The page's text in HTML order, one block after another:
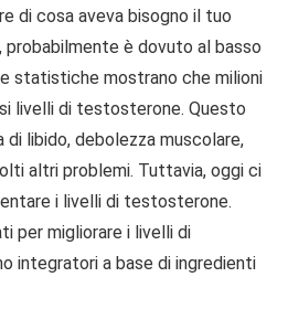
di cosa aveva bisogno il tuo
è dovuto al basso
statistiche mostrano che milioni
livelli di testosterone. Questo
di libido, debolezza muscolare,
altri problemi. Tuttavia, oggi ci
i livelli di testosterone.
per migliorare i livelli di
integratori a base di ingredienti